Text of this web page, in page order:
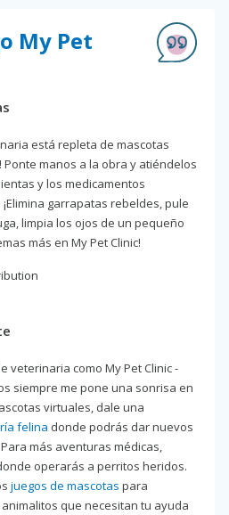
My Pet
está repleta de mascotas
manos a la obra y atiéndelos
y los medicamentos
garrapatas rebeldes, pule
limpia los ojos de un pequeño
más en My Pet Clinic!
veterinaria como My Pet Clinic -
siempre me pone una sonrisa en
virtuales, dale una
felina donde podrás dar nuevos
más aventuras médicas,
operarás a perritos heridos.
juegos de mascotas para
que necesitan tu ayuda